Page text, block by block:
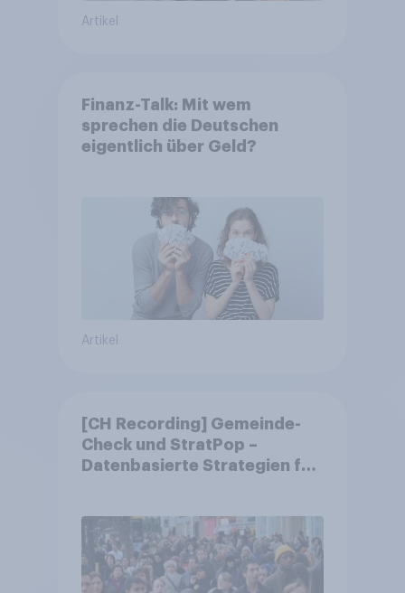
Artikel
Finanz-Talk: Mit wem
sprechen die Deutschen
eigentlich über Geld?
Artikel
[CH Recording] Gemeinde-
Check und StratPop –
Datenbasierte Strategien für